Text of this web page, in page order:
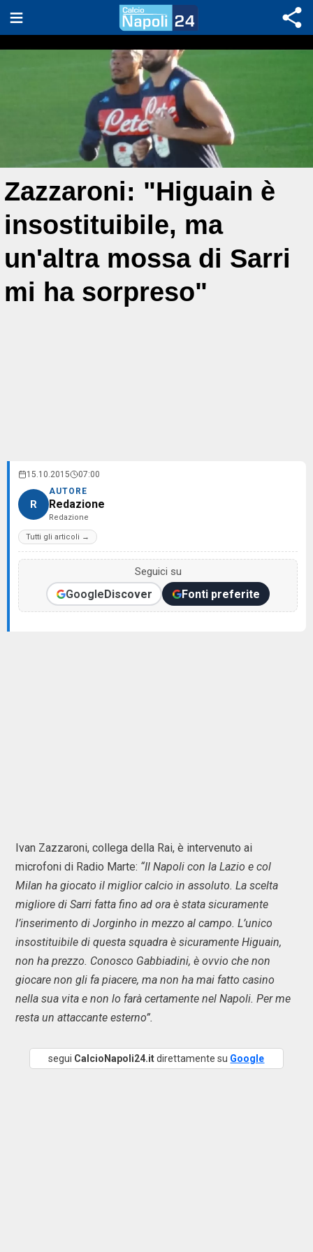
Zazzaroni: "Higuain è
insostituibile, ma
un'altra mossa di Sarri
mi ha sorpreso"
15.10.2015 07:00
R
AUTORE
Redazione
Redazione
Tutti gli articoli →
Seguici su
GoogleDiscover Fonti preferite
Ivan Zazzaroni, collega della Rai, è intervenuto ai
microfoni di Radio Marte: “Il Napoli con la Lazio e col
Milan ha giocato il miglior calcio in assoluto. La scelta
migliore di Sarri fatta fino ad ora è stata sicuramente
l’inserimento di Jorginho in mezzo al campo. L’unico
insostituibile di questa squadra è sicuramente Higuain,
non ha prezzo. Conosco Gabbiadini, è ovvio che non
giocare non gli fa piacere, ma non ha mai fatto casino
nella sua vita e non lo farà certamente nel Napoli. Per me
resta un attaccante esterno”.
segui CalcioNapoli24.itdirettamente su Google